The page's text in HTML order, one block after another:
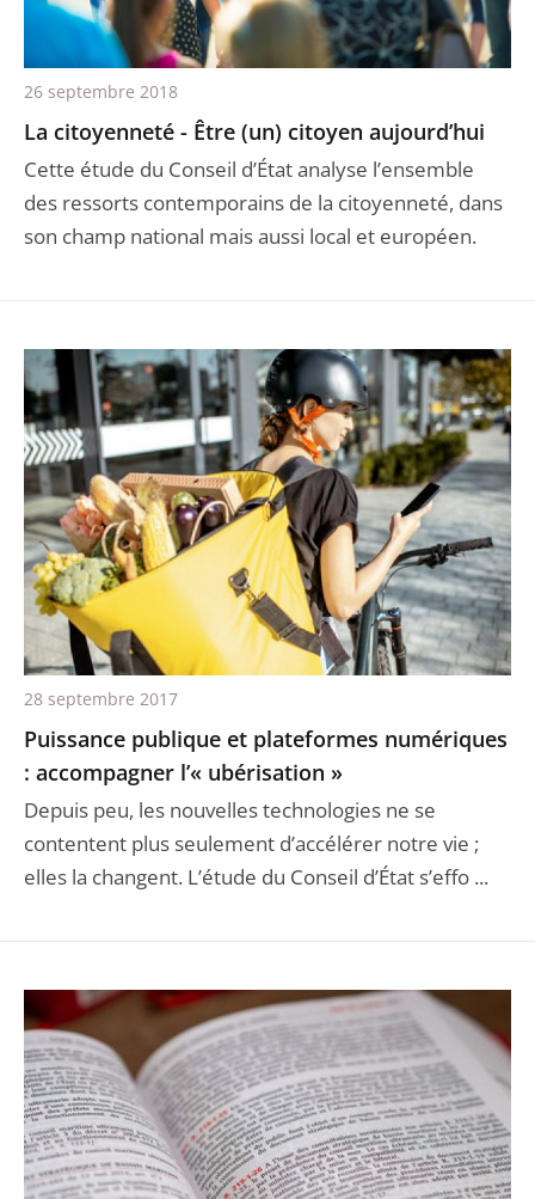
La citoyenneté - Être (un) citoyen aujourd’hui
Cette étude du Conseil d’État analyse l’ensemble
des ressorts contemporains de la citoyenneté, dans
son champ national mais aussi local et européen.
26 septembre 2018
Puissance publique et plateformes numériques
: accompagner l’« ubérisation »
Depuis peu, les nouvelles technologies ne se
contentent plus seulement d’accélérer notre vie ;
elles la changent. L’étude du Conseil d’État s’effo ...
28 septembre 2017